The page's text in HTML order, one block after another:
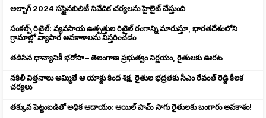
అల్బాగ్ 2024 సస్టైనబిలిటీ నివేదిక చర్యలను హైలైట్ చేస్తుంది
సంకల్ప్ రిటైల్: వ్యవసాయ ఉత్పత్తుల రిటైల్ రంగాన్ని మారుస్తూ, భారతదేశంలోని
గ్రామాల్లో వ్యాపార అవకాశాలను విస్తరించడం
తడిసిన ధాన్యానికీ భరోసా – తెలంగాణ ప్రభుత్వం నిర్ణయం, రైతులకు ఊరట
నకిలీ విత్తనాలు అమ్మితే ఆ యాక్టు కింద శిక్ష, రైతుల భద్రతకు సీఎం రేవంత్ రెడ్డి కీలక
చర్యలు
తక్కువ పెట్టుబడితో అధిక ఆదాయం: ఆయిల్ పామ్ సాగు రైతులకు బంగారు అవకాశం!